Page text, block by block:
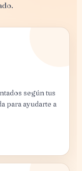
según tus
para ayudarte a